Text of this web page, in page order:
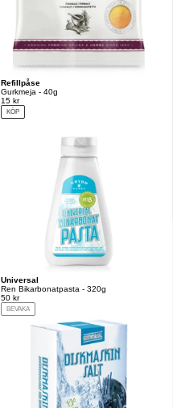
Refillpåse
Gurkmeja - 40g
15 kr
KÖP
Universal
Ren Bikarbonatpasta - 320g
50 kr
BEVAKA